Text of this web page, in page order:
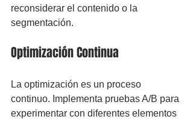
reconsiderar el contenido o la
segmentación.
Optimización Continua
La optimización es un proceso
continuo. Implementa pruebas A/B para
experimentar con diferentes elementos